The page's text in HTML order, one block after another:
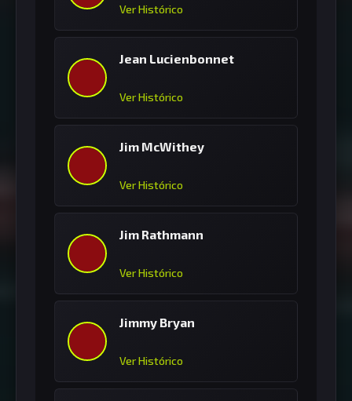
Ver Histórico
Jean Lucienbonnet
Ver Histórico
Jim McWithey
Ver Histórico
Jim Rathmann
Ver Histórico
Jimmy Bryan
Ver Histórico